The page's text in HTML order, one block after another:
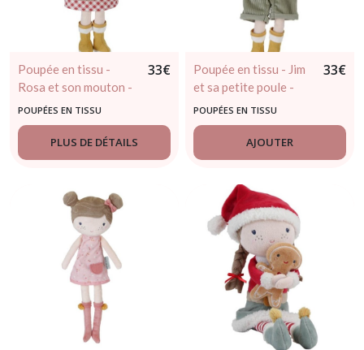
Poupée en tissu -
Rosa et son mouton -
Little dutch dès 12
mois
33€
POUPÉES EN TISSU
PLUS DE DÉTAILS
Poupée en tissu - Jim
et sa petite poule -
Little dutch dès 12
mois
33€
POUPÉES EN TISSU
AJOUTER